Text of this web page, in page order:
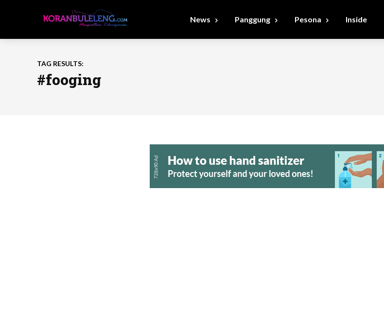
News Panggung Pesona Inside
TAG RESULTS:
#fooging